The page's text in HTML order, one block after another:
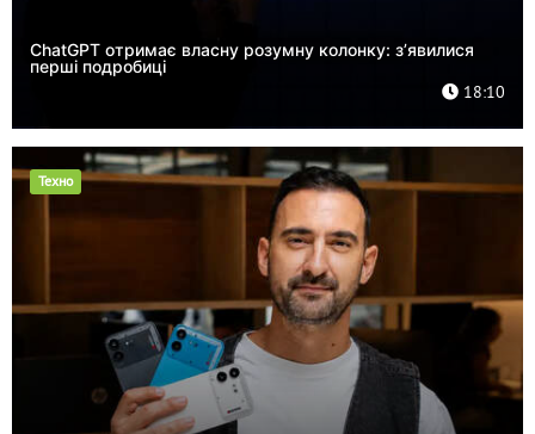
ChatGPT отримає власну розумну колонку: з’явилися
перші подробиці
18:10
Техно